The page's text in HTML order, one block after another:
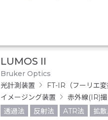
LUMOS II
Bruker Optics
光計測装置
FT-IR（フーリエ変
イメージング装置
赤外線(IR)
透過法
反射法 ATR法 拡